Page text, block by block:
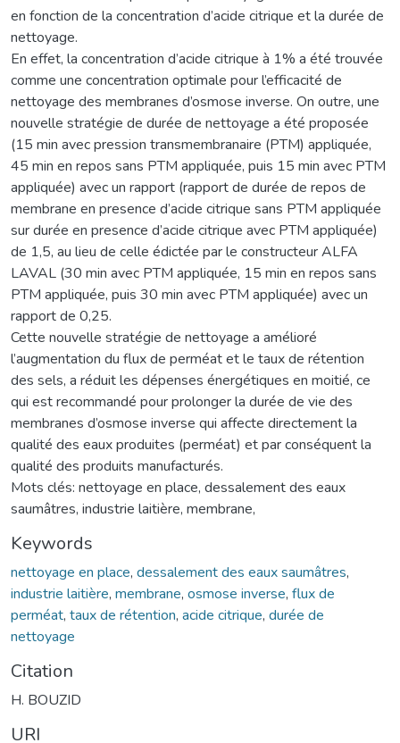
en fonction de la concentration d’acide citrique et la durée de
nettoyage.
En effet, la concentration d’acide citrique à 1% a été trouvée
comme une concentration optimale pour l’efficacité de
nettoyage des membranes d’osmose inverse. On outre, une
nouvelle stratégie de durée de nettoyage a été proposée
(15 min avec pression transmembranaire (PTM) appliquée,
45 min en repos sans PTM appliquée, puis 15 min avec PTM
appliquée) avec un rapport (rapport de durée de repos de
membrane en presence d’acide citrique sans PTM appliquée
sur durée en presence d’acide citrique avec PTM appliquée)
de 1,5, au lieu de celle édictée par le constructeur ALFA
LAVAL (30 min avec PTM appliquée, 15 min en repos sans
PTM appliquée, puis 30 min avec PTM appliquée) avec un
rapport de 0,25.
Cette nouvelle stratégie de nettoyage a amélioré
l’augmentation du flux de perméat et le taux de rétention
des sels, a réduit les dépenses énergétiques en moitié, ce
qui est recommandé pour prolonger la durée de vie des
membranes d’osmose inverse qui affecte directement la
qualité des eaux produites (perméat) et par conséquent la
qualité des produits manufacturés.
Mots clés: nettoyage en place, dessalement des eaux
saumâtres, industrie laitière, membrane,
Keywords
nettoyage en place, dessalement des eaux saumâtres,
industrie laitière, membrane, osmose inverse, flux de
perméat, taux de rétention, acide citrique, durée de
nettoyage
Citation
H. BOUZID
URI